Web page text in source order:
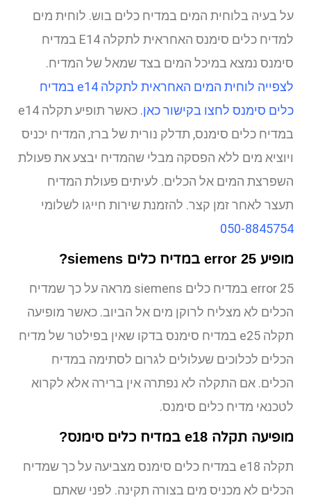
על בעיה בלוחית המים במדיח כלים בוש. לוחית מים
למדיח כלים סימנס האחראית לתקלה E14 במדיח
סימנס נמצא במיכל המים בצד שמאל של המדיח.
לצפייה לוחית המים האחראית לתקלה e14 במדיח
כלים סימנס לחצו בקישור כאן.
כאשר תופיע תקלה e14
במדיח כלים סימנס, תדלק נורית של ברז, המדיח יכניס
ויוציא מים ללא הפסקה מבלי שהמדיח יבצע את פעולת
השפרצת המים אל הכלים. לעיתים פעולת המדיח
תעצר לאחר זמן קצר. להזמנת שירות חייגו לשלומי
050-8845754
מופיע error 25 במדיח כלים siemens?
error 25 במדיח כלים siemens מראה על כך שמדיח
הכלים לא מצליח לרוקן מים אל הביוב. כאשר מופיעה
תקלה e25 במדיח סימנס בדקו שאין בפילטר של מדיח
הכלים לכלוכים שעלולים לגרום לסתימה במדיח
הכלים. אם התקלה לא נפתרה אין ברירה אלא לקרוא
לטכנאי מדיח כלים סימנס.
מופיעה תקלה e18 במדיח כלים סימנס?
תקלה e18 במדיח כלים סימנס מצביעה על כך שמדיח
הכלים לא מכניס מים בצורה תקינה. לפני שאתם